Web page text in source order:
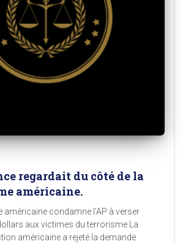
regardait du côté de la
américaine.
américaine condamne l’AP à verser
aux victimes du terrorisme La
américaine a rejeté la demande